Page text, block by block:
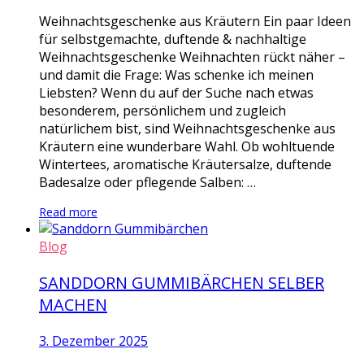
Weihnachtsgeschenke aus Kräutern Ein paar Ideen
für selbstgemachte, duftende & nachhaltige
Weihnachtsgeschenke Weihnachten rückt näher –
und damit die Frage: Was schenke ich meinen
Liebsten? Wenn du auf der Suche nach etwas
besonderem, persönlichem und zugleich
natürlichem bist, sind Weihnachtsgeschenke aus
Kräutern eine wunderbare Wahl. Ob wohltuende
Wintertees, aromatische Kräutersalze, duftende
Badesalze oder pflegende Salben: …
Read more
Blog
SANDDORN GUMMIBÄRCHEN SELBER
MACHEN
3. Dezember 2025